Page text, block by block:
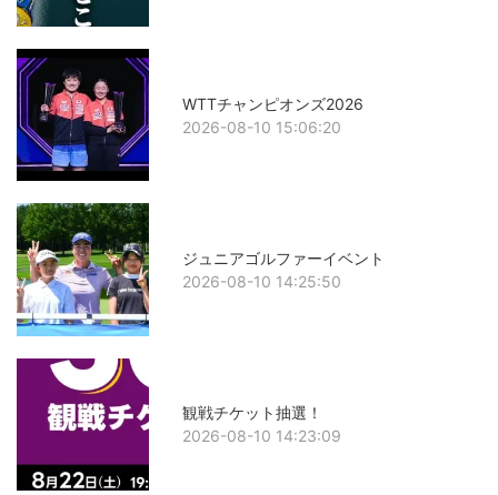
WTTチャンピオンズ2026
2026-08-10 15:06:20
ジュニアゴルファーイベント
2026-08-10 14:25:50
観戦チケット抽選！
2026-08-10 14:23:09